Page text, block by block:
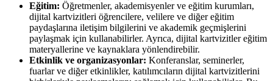
Eğitim: Öğretmenler, akademisyenler ve eğitim kurumları,
dijital kartvizitleri öğrencilere, velilere ve diğer eğitim
paydaşlarına iletişim bilgilerini ve akademik geçmişlerini
paylaşmak için kullanabilirler. Ayrıca, dijital kartvizitler eğitim
materyallerine ve kaynaklara yönlendirebilir.
Etkinlik ve organizasyonlar: Konferanslar, seminerler,
fuarlar ve diğer etkinlikler, katılımcıların dijital kartvizitlerini